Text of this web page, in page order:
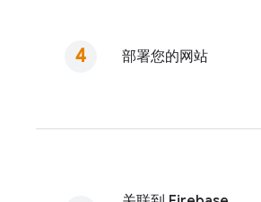
部署您的网站